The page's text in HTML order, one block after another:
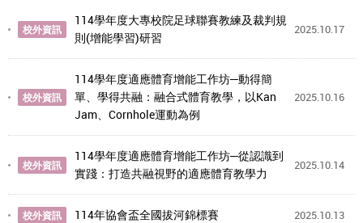
校外資訊
114學年度大專校院足球聯賽教練及裁判規
則(增能學習)研習
2025.10.17
校外資訊
114學年度適應體育增能工作坊─動得簡
單、學得共融：融合式體育教學，以Kan
Jam、Cornhole運動為例
2025.10.16
校外資訊
114學年度適應體育增能工作坊─從認識到
實踐：打造共融視野的適應體育教學力
2025.10.14
校外資訊 114年協會盃全國拔河錦標賽 2025.10.13